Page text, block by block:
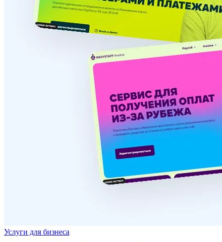
Услуги для бизнеса